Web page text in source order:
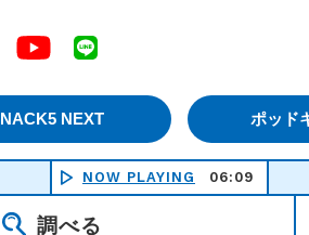
Facebook YouTube
NACK5 NEXT ポッド
NOW PLAYING 06:09 花
調べる